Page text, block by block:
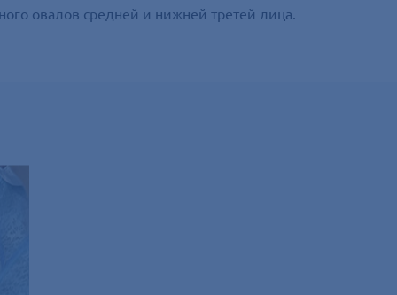
овалов средней и нижней третей лица.